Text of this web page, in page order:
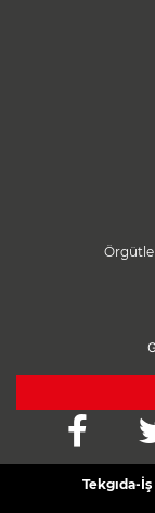
Tekgıda-